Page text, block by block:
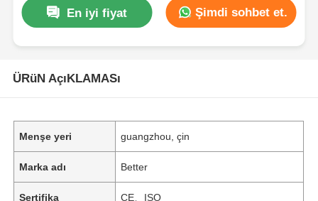
En iyi fiyat Şimdi sohbet et.
ÜRüN AçıKLAMASı
Menşe yeri guangzhou, çin
Marka adı Better
Sertifika CE、ISO